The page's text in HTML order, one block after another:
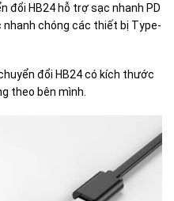
đổi HB24 hỗ trợ sạc nhanh PD
nhanh chóng các thiết bị Type-
đổi HB24 có kích thước
theo bên mình.